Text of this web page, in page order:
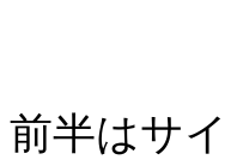
前半はサイ